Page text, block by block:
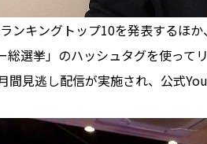
ンキングトップ10を発表するほ
総選挙」のハッシュタグを使って
間見逃し配信が実施され、公式